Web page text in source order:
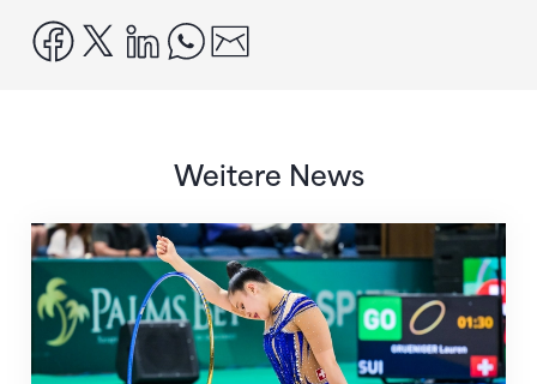
facebook
x linkedinwhatsapp
Weitere News
Nächster Halt: Weltmeisterschaft